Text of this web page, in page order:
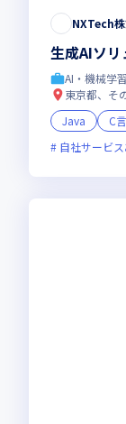
NXTech
生成AIソ
AI・機械学
東京都、そ
Java
C
自社サービス